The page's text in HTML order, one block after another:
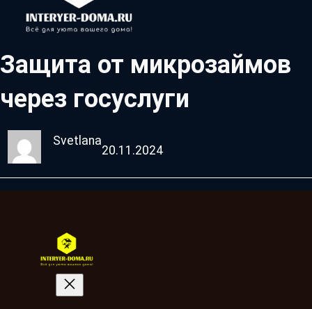
Защита от микрозаймов
через госуслуги
Svetlana
20.11.2024